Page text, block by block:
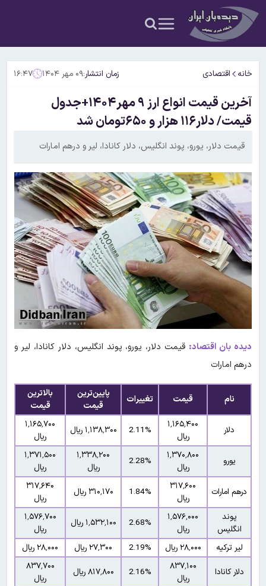
خانه اقتصادی زمان انتشار:۰۹ مهر ۱۴۰۴ ۱۶:۴۷
آخرین قیمت انواع ارز ۹ مهر۱۴۰۴+جدول
قیمت/ دلار۱۱۶ هزار و ۶۵۰تومان شد
قیمت دلار، یورو، پوند انگلیس، دلار کانادا، لیر و درهم امارات
دیده بان اقتصاد: قیمت دلار، یورو، پوند انگلیس، دلار کانادا، لیر و
درهم امارات
نام قیمت تغییرات
پایین‌ترین
قیمت
بالاترین
قیمت
دلار
۱٬۱۶۵٬۴۰۰
ریال
2.11% ۱٬۱۳۸٬۳۰۰ ریال
۱٬۱۶۵٬۷۰۰
ریال
یورو
۱٬۳۷۰٬۸۰۰
ریال
2.28%
۱٬۳۳۸٬۲۰۰
ریال
۱٬۳۷۱٬۵۰۰
ریال
درهم امارات
۳۱۷٬۶۰۰
ریال
1.84% ۳۱۰٬۱۷۰ ریال
۳۱۷٬۶۴۰
ریال
پوند
انگلیس
۱٬۵۷۶٬۰۰۰
ریال
2.68% ۱٬۵۳۲٬۱۰۰ ریال
۱٬۵۷۶٬۷۰۰
ریال
لیر ترکیه
۲۸٬۰۰۰ ریال 2.19% ۲۷٬۳۰۰ ریال
۲۸٬۰۰۰ ریال
دلار کانادا
۸۳۷٬۱۰۰
ریال
2.16% ۸۱۷٬۸۰۰ ریال
۸۳۷٬۷۰۰
ریال